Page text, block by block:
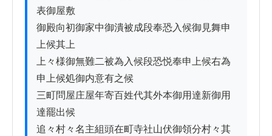
表御屋敷
御殿向初御家中御潰被成段奉恐入候御見舞申
上候其上
上々様御無難二被為入候段恐悦奉申上候右為
申上候処御内意有之候
三町問屋庄屋年寄百姓代其外本御用達新御用
達罷出候
追々村々名主組頭在町寺社山伏御領分村々其